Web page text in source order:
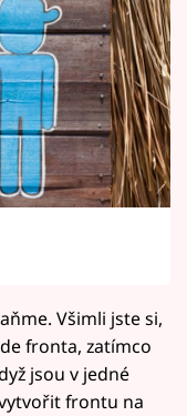
Všimli jste si,
fronta, zatímco
jsou v jedné
frontu na